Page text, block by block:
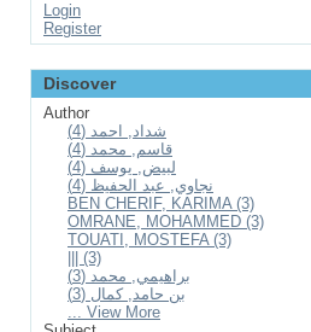
Login
Register
Discover
Author
شداد, احمد (4)
قاسم, محمد (4)
لبيض, يوسف (4)
نجاوي, عبد الحفيظ (4)
BEN CHERIF, KARIMA (3)
OMRANE, MOHAMMED (3)
TOUATI, MOSTEFA (3)
||| (3)
براهيمي, محمد (3)
بن حامد, كمال (3)
... View More